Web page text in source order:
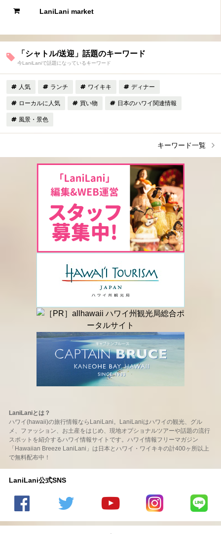
LaniLani market
「シャトル/送迎」話題のキーワード
今LaniLaniで話題になっているキーワード
人気 ランチ ワイキキ ディナー
ローカルに人気 買い物 日本のハワイ関連情報
風景・景色
キーワード一覧
LaniLaniとは？
ハワイ(hawaii)の旅行情報ならLaniLani。LaniLaniはハワイの観光、グル
メ、ファッション、お土産をはじめ、現地オプショナルツアーや話題の流行
スポットを紹介するハワイ情報サイトです。ハワイ情報フリーマガジン
「Hawaiian Breeze LaniLani」は日本とハワイ・ワイキキの計400ヶ所以上
で無料配布中！
LaniLani公式SNS
の
のtwitter
の
LaniLani
LaniLani